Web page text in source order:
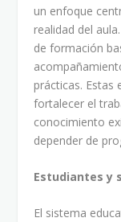
un enfoque
realidad del
de formación
prácticas. Estas
fortalecer el
conocimiento
depender de
Estudiantes y
El sistema